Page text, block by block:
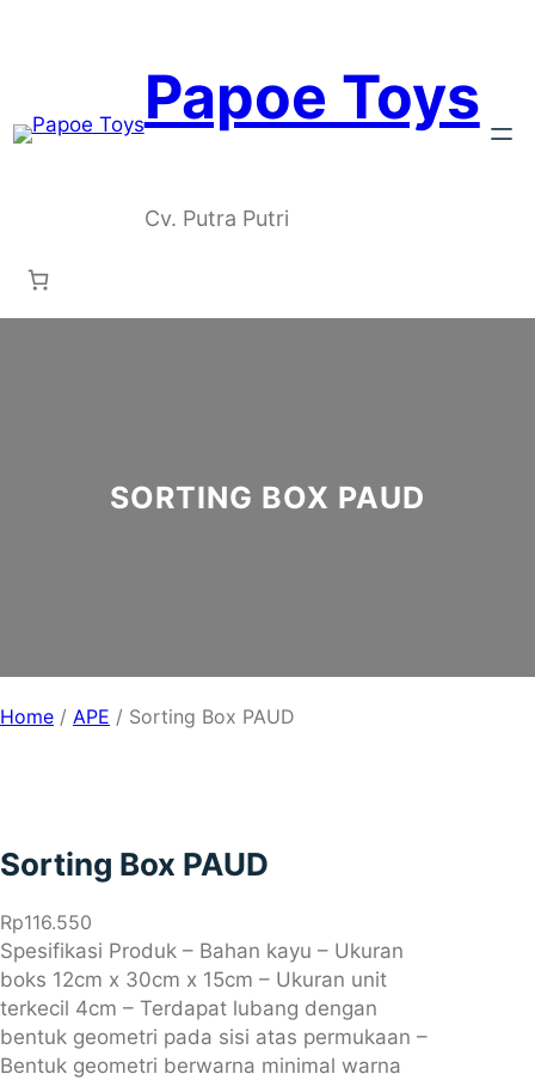
Papoe Toys
Cv. Putra Putri
SORTING BOX PAUD
Home / APE / Sorting Box PAUD
Sorting Box PAUD
Rp116.550
Spesifikasi Produk – Bahan kayu – Ukuran
boks 12cm x 30cm x 15cm – Ukuran unit
terkecil 4cm – Terdapat lubang dengan
bentuk geometri pada sisi atas permukaan –
Bentuk geometri berwarna minimal warna